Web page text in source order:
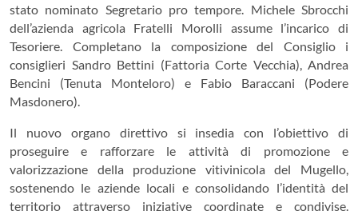
stato nominato Segretario pro tempore. Michele Sbrocchi
dell’azienda agricola Fratelli Morolli assume l’incarico di
Tesoriere. Completano la composizione del Consiglio i
consiglieri Sandro Bettini (Fattoria Corte Vecchia), Andrea
Bencini (Tenuta Monteloro) e Fabio Baraccani (Podere
Masdonero).
Il nuovo organo direttivo si insedia con l’obiettivo di
proseguire e rafforzare le attività di promozione e
valorizzazione della produzione vitivinicola del Mugello,
sostenendo le aziende locali e consolidando l’identità del
territorio attraverso iniziative coordinate e condivise.